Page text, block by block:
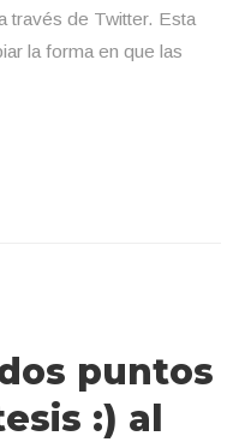
través de Twitter. Esta
la forma en que las
puntos
:) al